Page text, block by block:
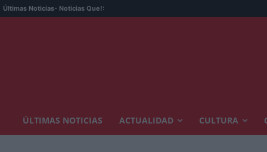
Últimas Noticias- Noticias Que!:
ÚLTIMAS NOTICIAS ACTUALIDAD CULTURA